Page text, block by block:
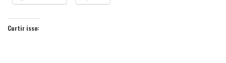
Curtir isso: